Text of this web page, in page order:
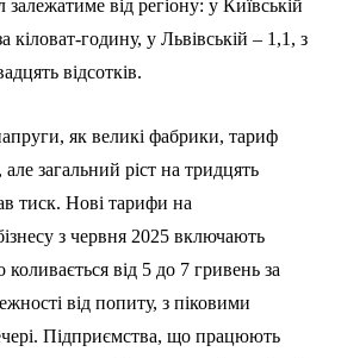
залежатиме від регіону: у Київській
кіловат-годину, у Львівській – 1,1, з
відсотків.
як великі фабрики, тариф
загальний ріст на тридцять
тиск. Нові тарифи на
з червня 2025 включають
від 5 до 7 гривень за
від попиту, з піковими
Підприємства, що працюють